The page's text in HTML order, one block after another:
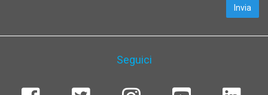
Invia
Seguici